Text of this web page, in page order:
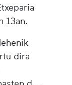
13an.
dira